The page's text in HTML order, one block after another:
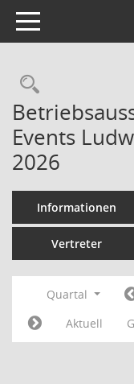
Toggle navigation
Events
2026
Informationen
Vertreter
Quartal
Aktuell